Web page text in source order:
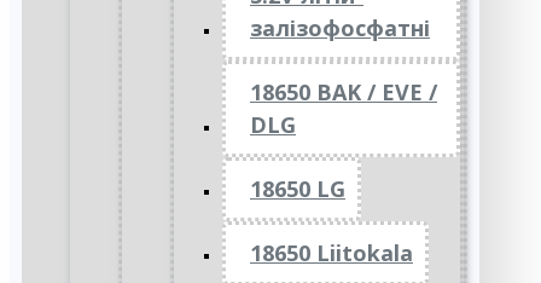
залізофосфатні
18650 BAK / EVE /
DLG
18650 LG
18650 Liitokala